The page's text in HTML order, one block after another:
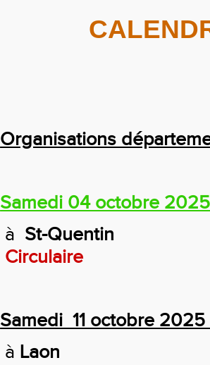
Organisations
Samedi 04 octobre 2025
à St-Quentin
Circulaire
Samedi 11 octobre
à Laon